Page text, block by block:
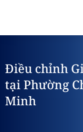
Điều chỉnh
tại Phường
Minh